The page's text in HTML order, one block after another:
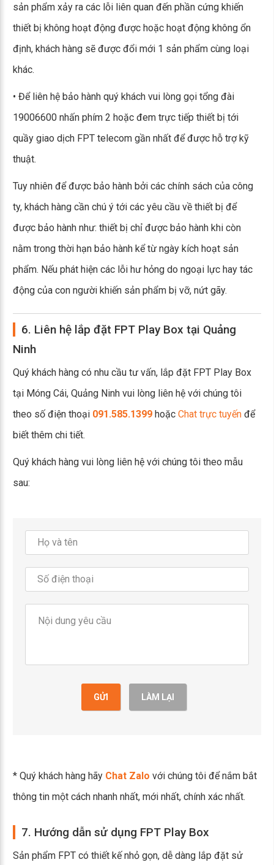
sản phẩm xảy ra các lỗi liên quan đến phần cứng khiến
thiết bị không hoạt động được hoặc hoạt động không ổn
định, khách hàng sẽ được đổi mới 1 sản phẩm cùng loại
khác.
• Để liên hệ bảo hành quý khách vui lòng gọi tổng đài
19006600 nhấn phím 2 hoặc đem trực tiếp thiết bị tới
quầy giao dịch FPT telecom gần nhất để được hỗ trợ kỹ
thuật.
Tuy nhiên để được bảo hành bởi các chính sách của công
ty, khách hàng cần chú ý tới các yêu cầu về thiết bị để
được bảo hành như: thiết bị chỉ được bảo hành khi còn
nằm trong thời hạn bảo hành kể từ ngày kích hoạt sản
phẩm. Nếu phát hiện các lỗi hư hỏng do ngoại lực hay tác
động của con người khiến sản phẩm bị vỡ, nứt gãy.
6. Liên hệ lắp đặt FPT Play Box tại Quảng
Ninh
Quý khách hàng có nhu cầu tư vấn, lắp đặt FPT Play Box
tại Móng Cái, Quảng Ninh vui lòng liên hệ với chúng tôi
theo số điện thoại 091.585.1399 hoặc Chat trực tuyến để
biết thêm chi tiết.
Quý khách hàng vui lòng liên hệ với chúng tôi theo mẫu
sau:
GỬI LÀM LẠI
* Quý khách hàng hãy Chat Zalo với chúng tôi để nắm bắt
thông tin một cách nhanh nhất, mới nhất, chính xác nhất.
7. Hướng dẫn sử dụng FPT Play Box
Sản phẩm FPT có thiết kế nhỏ gọn, dễ dàng lắp đặt sử